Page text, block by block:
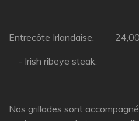
Entrecôte Irlandaise.
- Irish ribeye steak.
Nos grillades sont